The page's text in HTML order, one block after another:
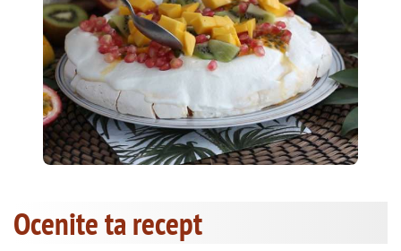
Ocenite ta recept